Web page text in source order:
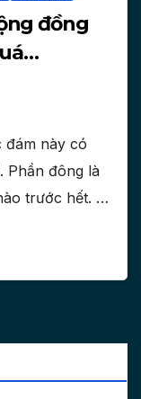
đồng
đám này có
Phần đông là
trước hết. …